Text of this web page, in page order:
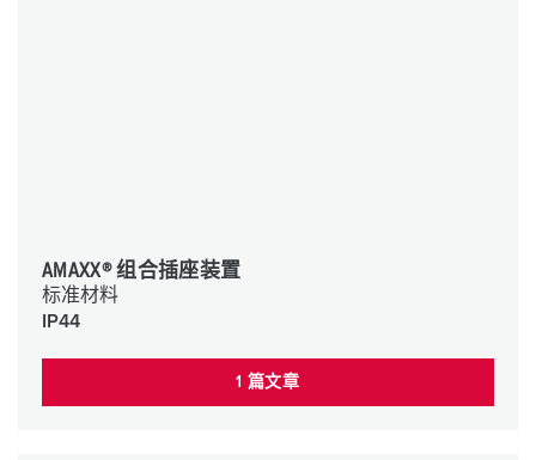
AMAXX® 组合插座装置
标准材料
IP44
1 篇文章